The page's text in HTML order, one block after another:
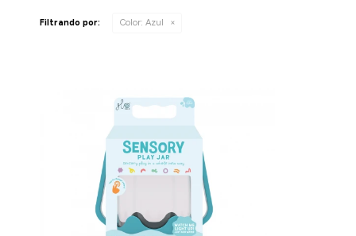
Filtrando por: Color: Azul